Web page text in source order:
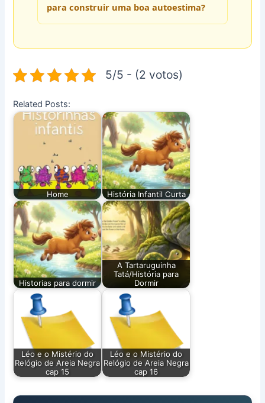
para construir uma boa autoestima?
5/5 - (2 votos)
Related Posts:
Home História Infantil Curta
Historias para dormir
A Tartaruguinha
Tatá/História para
Dormir
Léo e o Mistério do
Relógio de Areia Negra
cap 15
Léo e o Mistério do
Relógio de Areia Negra
cap 16